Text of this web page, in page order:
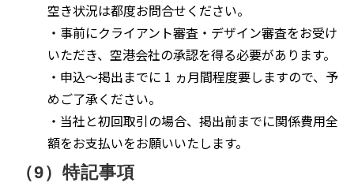
空き状況は都度お問合せください。
・事前にクライアント審査・デザイン審査をお受け
いただき、空港会社の承認を得る必要があります。
・申込～掲出までに 1 ヵ月間程度要しますので、予
めご了承ください。
・当社と初回取引の場合、掲出前までに関係費用全
額をお支払いをお願いいたします。
（9）特記事項